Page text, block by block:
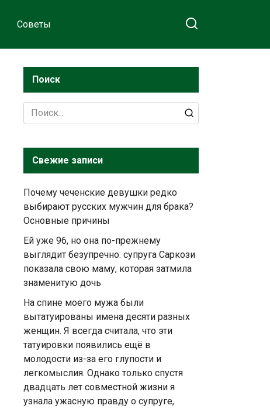
Советы
Поиск
Search
for:
Свежие записи
Почему чеченские девушки редко
выбирают русских мужчин для брака?
Основные причины
Ей уже 96, но она по-прежнему
выглядит безупречно: супруга Саркози
показала свою маму, которая затмила
знаменитую дочь
На спине моего мужа были
вытатуированы имена десяти разных
женщин. Я всегда считала, что эти
татуировки появились ещё в
молодости из-за его глупости и
легкомыслия. Однако только спустя
двадцать лет совместной жизни я
узнала ужасную правду о супруге,